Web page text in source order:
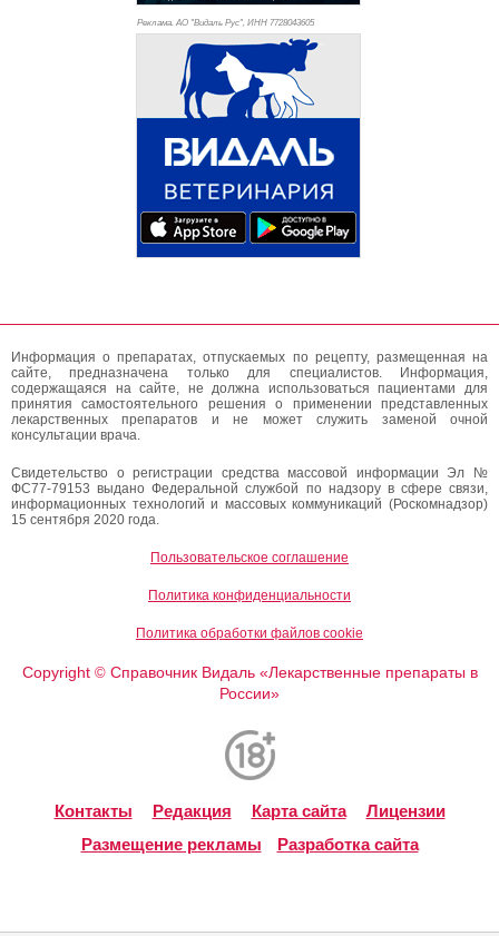
Реклама. АО "Видаль Рус", ИНН 7728043605
Информация о препаратах, отпускаемых по рецепту, размещенная на
сайте, предназначена только для специалистов. Информация,
содержащаяся на сайте, не должна использоваться пациентами для
принятия самостоятельного решения о применении представленных
лекарственных препаратов и не может служить заменой очной
консультации врача.
Свидетельство о регистрации средства массовой информации Эл №
ФС77-79153 выдано Федеральной службой по надзору в сфере связи,
информационных технологий и массовых коммуникаций (Роскомнадзор)
15 сентября 2020 года.
Пользовательское соглашение
Политика конфиденциальности
Политика обработки файлов cookie
Copyright ©Справочник Видаль «Лекарственные препараты в
России»
Контакты Редакция Карта сайта
Лицензии
Размещение рекламы
Разработка сайта